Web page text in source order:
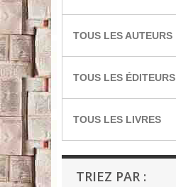
TOUS LES AUTEURS
TOUS LES ÉDITEURS
TOUS LES LIVRES
TRIEZ PAR :